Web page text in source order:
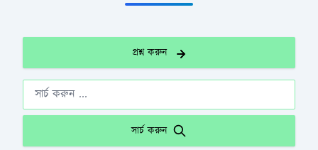
প্রশ্ন করুন
সার্চ করুন